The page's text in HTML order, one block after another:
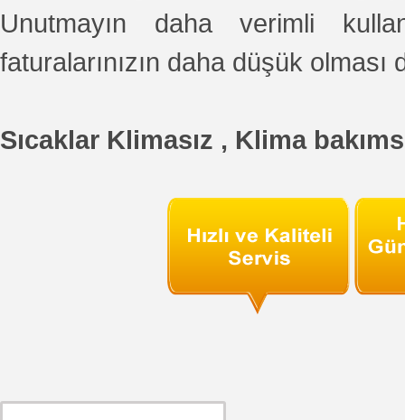
Unutmayın daha verimli
faturalarınızın daha düşük olması
Sıcaklar Klimasız , Klima